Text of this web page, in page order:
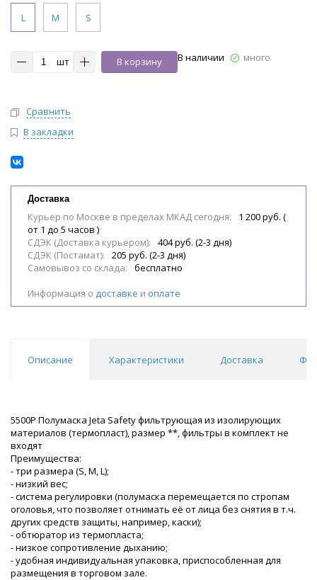
L
M S
шт В корзину В наличии много
Сравнить
В закладки
Доставка
Курьер по Москве в пределах МКАД сегодня:
1 200 руб. (
от 1 до 5 часов )
СДЭК (Доставка курьером):
404 руб. (2-3 дня)
СДЭК (Постамат):
205 руб. (2-3 дня)
Самовывоз со склада:
бесплатно
Информация о доставке и оплате
Описание Характеристики Доставка
5500P Полумаска Jeta Safety фильтрующая из изолирующих
материалов (термопласт), размер **, фильтры в комплект не
входят
Преимущества:
- три размера (S, M, L);
- низкий вес;
- система регулировки (полумаска перемещается по стропам
оголовья, что позволяет отнимать её от лица без снятия в т.ч.
других средств защиты, например, каски);
- обтюратор из термопласта;
- низкое сопротивление дыханию;
- удобная индивидуальная упаковка, приспособленная для
размещения в торговом зале.